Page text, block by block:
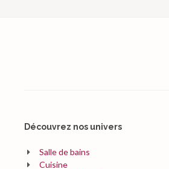
Découvrez nos univers
Salle de bains
Cuisine